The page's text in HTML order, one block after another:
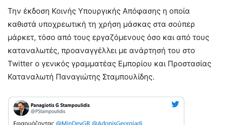
Την έκδοση Κοινής Υπουργικής Απόφασης η οποία
καθιστά υποχρεωτική τη χρήση μάσκας στα σούπερ
μάρκετ, τόσο από τους εργαζόμενους όσο και από τους
καταναλωτές, προαναγγέλλει με ανάρτησή του στο
Twitter ο γενικός γραμματέας Εμπορίου και Προστασίας
Καταναλωτή Παναγιώτης Σταμπουλίδης.